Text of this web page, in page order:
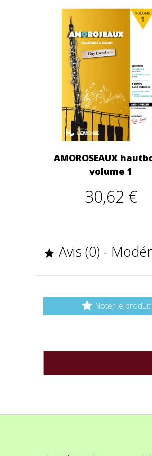
AMOROSEAUX
volume 1
30,62 €
 Avis (0) -
 Noter le produit